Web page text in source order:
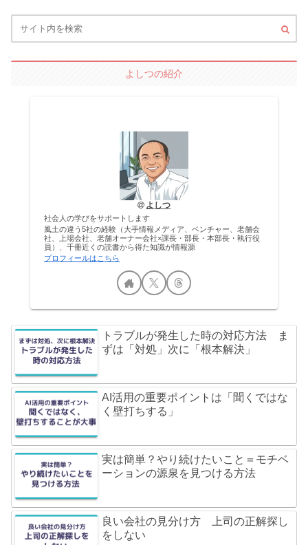
よしつの紹介
よしつ
社会人の学びをサポートします
風土の違う5社の経験（大手情報メディア、ベンチャー、老舗会
社、上場会社、老舗オーナー会社×課長・部長・本部長・執行役
員）、千冊近くの読書から得た知識が情報源
プロフィールはこちら
トラブルが発生した時の対応方法 ま
ずは「対処」次に「根本解決」
AI活用の重要ポイントは「聞くではな
く壁打ちする」
実は簡単？やり続けたいこと＝モチベ
ーションの源泉を見つける方法
良い会社の見分け方 上司の正解探し
をしない